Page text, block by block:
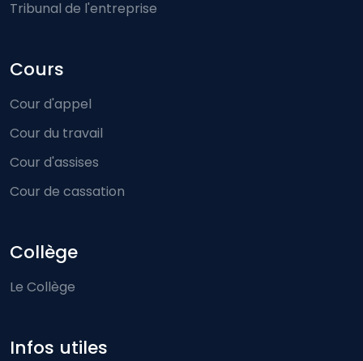
Tribunal de l'entreprise
Cours
Cour d'appel
Cour du travail
Cour d'assises
Cour de cassation
Collège
Le Collège
Infos utiles